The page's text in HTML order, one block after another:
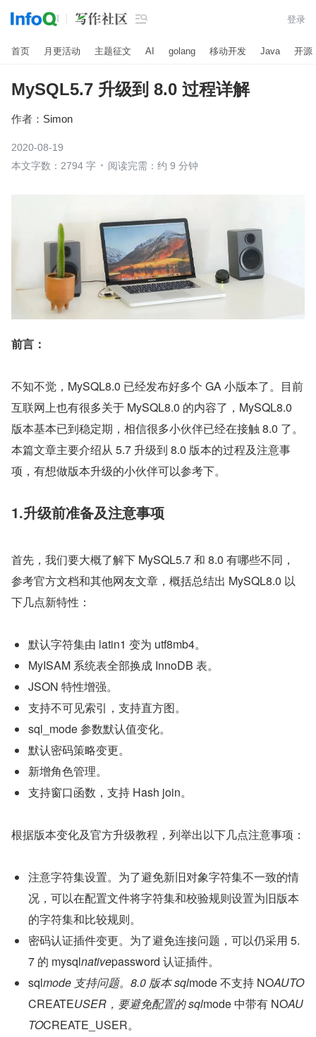
 登录
首页 月更活动 主题征文 AI golang 移动开发 Java 开源
MySQL5.7 升级到 8.0 过程详解
作者： Simon
2020-08-19
本文字数：2794 字
阅读完需：约 9 分钟
前言：
不知不觉，MySQL8.0 已经发布好多个 GA 小版本了。目前
互联网上也有很多关于 MySQL8.0 的内容了，MySQL8.0
版本基本已到稳定期，相信很多小伙伴已经在接触 8.0 了。
本篇文章主要介绍从 5.7 升级到 8.0 版本的过程及注意事
项，有想做版本升级的小伙伴可以参考下。
1.升级前准备及注意事项
首先，我们要大概了解下 MySQL5.7 和 8.0 有哪些不同，
参考官方文档和其他网友文章，概括总结出 MySQL8.0 以
下几点新特性：
默认字符集由 latin1 变为 utf8mb4。
MyISAM 系统表全部换成 InnoDB 表。
JSON 特性增强。
支持不可见索引，支持直方图。
sql_mode 参数默认值变化。
默认密码策略变更。
新增角色管理。
支持窗口函数，支持 Hash join。
根据版本变化及官方升级教程，列举出以下几点注意事项：
注意字符集设置。为了避免新旧对象字符集不一致的情
况，可以在配置文件将字符集和校验规则设置为旧版本
的字符集和比较规则。
密码认证插件变更。为了避免连接问题，可以仍采用 5.
7 的 mysqlnativepassword 认证插件。
sqlmode 支持问题。8.0 版本 sqlmode 不支持 NOAUTO
CREATEUSER，要避免配置的 sqlmode 中带有 NOAU
TOCREATE_USER。